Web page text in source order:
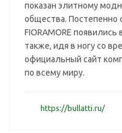
показан элитному
общества.
FIORAMORE
также, идя в ногу со
официальный сайт
по всему миру.
https://bullatti.ru/